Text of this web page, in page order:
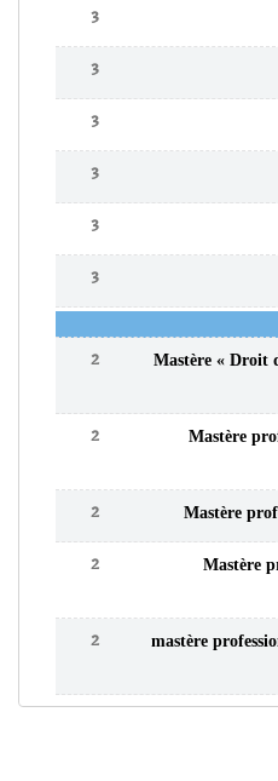
3
3
3
3
3
3
Mastère « Droit
2
Mastère
2
Mastère
2
Mastère
2
mastère
2